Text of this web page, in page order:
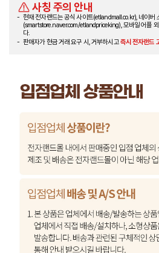
사칭 주의 안내
현재 전자랜드는 공식 사이트(etlandmall.co.kr), 네이버
(smartstore.naver.com/etlandpriceking), 모바일 어플
다.
판매자가 현금 거래 요구 시, 거부하시고즉시 전자랜드